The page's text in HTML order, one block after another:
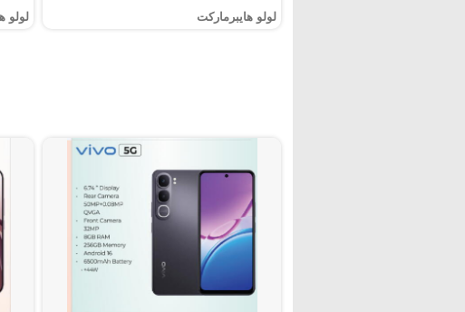
لولو هايبرماركت لولو